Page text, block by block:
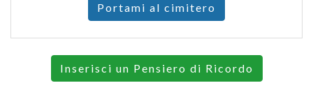
Portami al cimitero
Inserisci un Pensiero di Ricordo